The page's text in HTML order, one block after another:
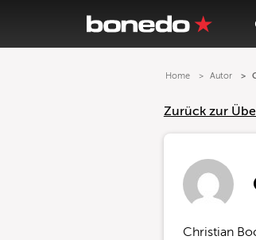
Home Autor
Zurück zur
Christian